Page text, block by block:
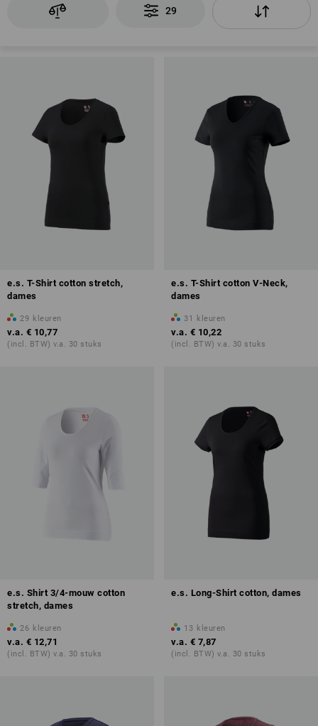
29
e.s. T-Shirt cotton stretch,
dames
29 kleuren
v.a. € 10,77
(incl. BTW) v.a. 30 stuks
e.s. T-Shirt cotton V-Neck,
dames
31 kleuren
v.a. € 10,22
(incl. BTW) v.a. 30 stuks
e.s. Shirt 3/4-mouw cotton
stretch, dames
26 kleuren
v.a. € 12,71
(incl. BTW) v.a. 30 stuks
e.s. Long-Shirt cotton, dames
13 kleuren
v.a. € 7,87
(incl. BTW) v.a. 30 stuks